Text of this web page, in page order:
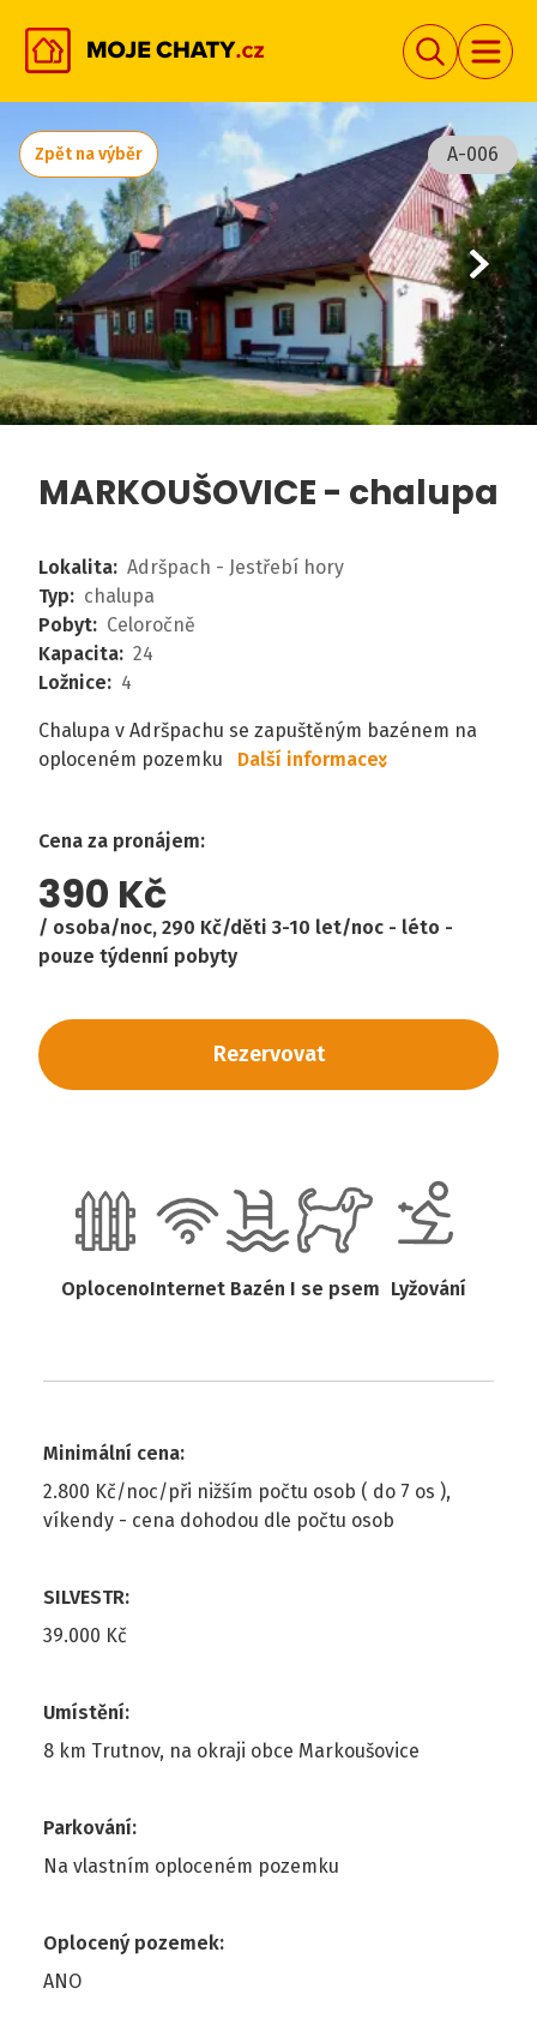
MARKOUŠOVICE - chalupa
Lokalita: Adršpach - Jestřebí hory
Typ: chalupa
Pobyt: Celoročně
Kapacita: 24
Ložnice: 4
Chalupa v Adršpachu se zapuštěným bazénem na
oploceném pozemku
Další informace
Cena za pronájem:
390 Kč
osoba/noc, 290 Kč/děti 3-10 let/noc - léto -
pouze týdenní pobyty
Zpět na výběr A-006
Rezervovat
OplocenoInternet Bazén I se psem Lyžování
Minimální cena:
2.800 Kč/noc/při nižším počtu osob ( do 7 os ),
víkendy - cena dohodou dle počtu osob
SILVESTR:
39.000 Kč
Umístění:
8 km Trutnov, na okraji obce Markoušovice
Parkování:
Na vlastním oploceném pozemku
Oplocený pozemek:
ANO